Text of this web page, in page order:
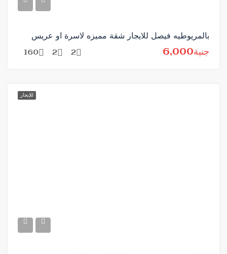
بالمريوطيه فيصل للايجار شقة مميزه لاسرة او عريس
جنية6,000 2
2
160
للإيجار